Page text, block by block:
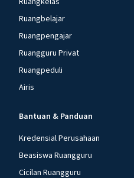
Ruangbelajar
Ruangpengajar
Ruangguru Privat
Ruangpeduli
Airis
Bantuan & Panduan
Kredensial Perusahaan
Beasiswa Ruangguru
Cicilan Ruangguru